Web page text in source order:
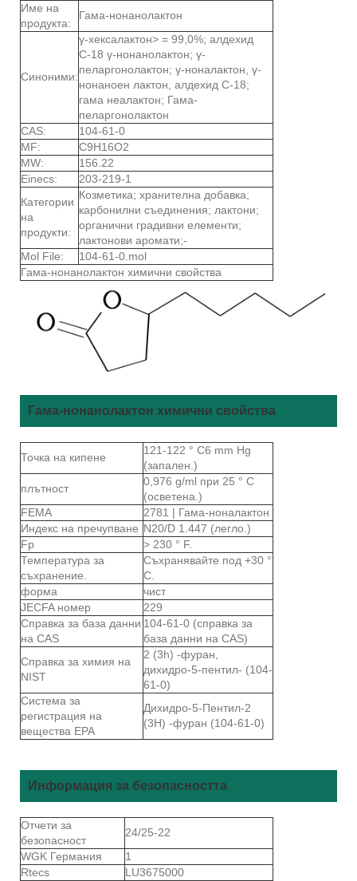
Име на
продукта:
Гама-нонанолактон
Синоними:
γ-хексалактон> = 99,0%; алдехид
С-18 γ-нонанолактон; γ-
пеларгонолактон; γ-ноналактон, γ-
нонаноен лактон, алдехид С-18;
гама неалактон; Гама-
пеларгонолактон
CAS:
104-61-0
MF:
C9H16O2
MW:
156.22
Einecs:
203-219-1
Категории
на
продукти:
Козметика; хранителна добавка;
карбонилни съединения; лактони;
органични градивни елементи;
лактонови аромати;-
Mol File:
104-61-0.mol
Гама-нонанолактон химични свойства
Гама-нонанолактон химични свойства
Точка на кипене
121-122 ° C6 mm Hg
(запален.)
плътност
0,976 g/ml при 25 ° C
(осветена.)
FEMA
2781 | Гама-ноналактон
Индекс на пречупване N20/D 1.447 (легло.)
Fp
> 230 ° F.
Температура за
съхранение.
Съхранявайте под +30 °
C.
форма
чист
JECFA номер
229
Справка за база данни
на CAS
104-61-0 (справка за
база данни на CAS)
Справка за химия на
NIST
2 (3h) -фуран,
дихидро-5-пентил- (104-
61-0)
Система за
регистрация на
вещества EPA
Дихидро-5-Пентил-2
(3Н) -фуран (104-61-0)
Информация за безопасността
Отчети за
безопасност
24/25-22
WGK Германия
1
Rtecs
LU3675000